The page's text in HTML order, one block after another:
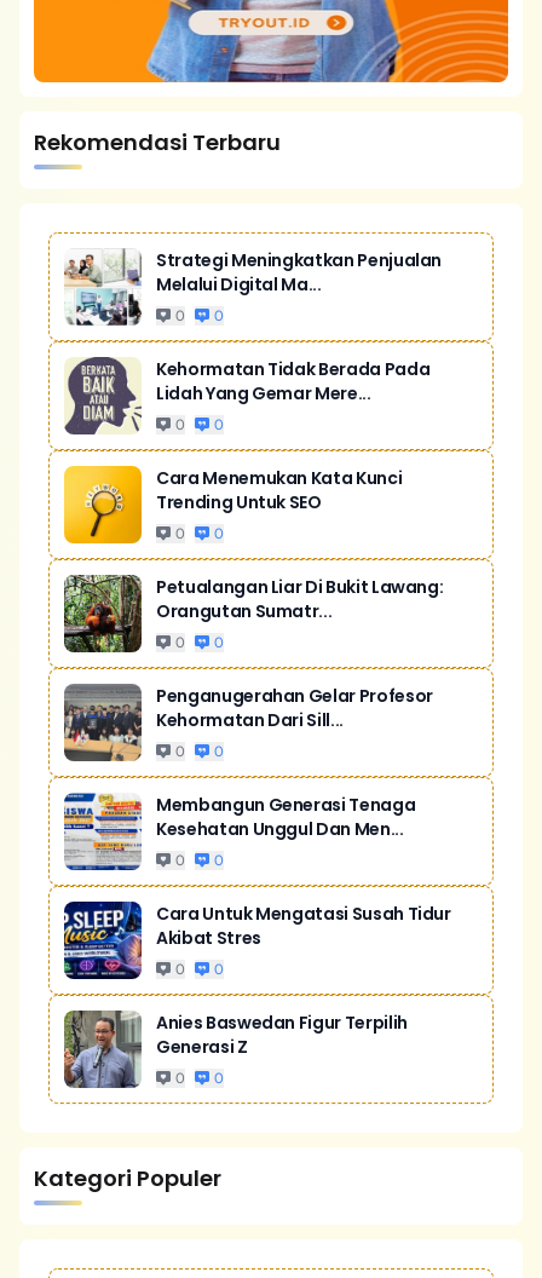
Rekomendasi Terbaru
Strategi Meningkatkan Penjualan
Melalui Digital Ma...
0 0
Kehormatan Tidak Berada Pada
Lidah Yang Gemar Mere...
0 0
Cara Menemukan Kata Kunci
Trending Untuk SEO
0 0
Petualangan Liar Di Bukit Lawang:
Orangutan Sumatr...
0 0
Penganugerahan Gelar Profesor
Kehormatan Dari Sill...
0 0
Membangun Generasi Tenaga
Kesehatan Unggul Dan Men...
0 0
Cara Untuk Mengatasi Susah Tidur
Akibat Stres
0 0
Anies Baswedan Figur Terpilih
Generasi Z
0 0
Kategori Populer